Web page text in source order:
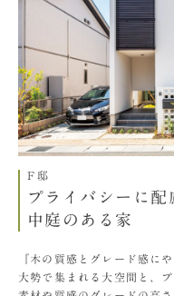
F邸
プライバシーに配
中庭のある家
『木の質感とグレード感に
大勢で集まれる大空間と、